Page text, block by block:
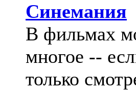
Синемания
В фильмах
многое --
только